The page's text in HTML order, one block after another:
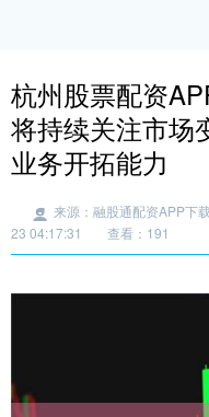
杭州股票配资
将持续关注市场
业务开拓能力
来源：融股通配资APP下载
23 04:17:31
查看：191